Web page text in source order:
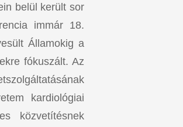
belül került sor
immár 18.
Államokig a
fókuszált. Az
kardiológiai
közvetítésnek